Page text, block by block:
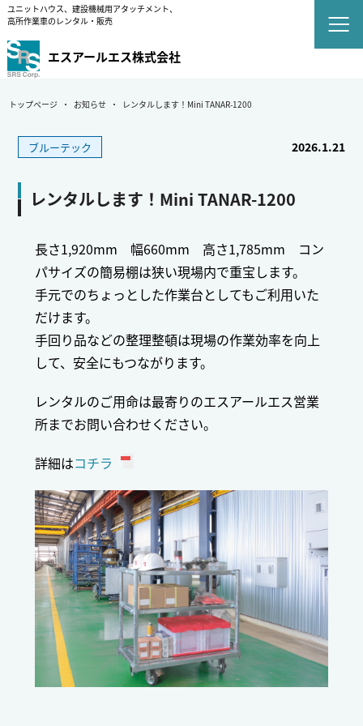
ユニットハウス、建設機械用アタッチメント、
高所作業車のレンタル・販売
エスアールエス株式会社
トップページ お知らせ レンタルします！Mini TANAR-1200
ブルーテック 2026.1.21
レンタルします！Mini TANAR-1200
長さ1,920mm 幅660mm 高さ1,785mm コン
パサイズの簡易棚は狭い現場内で重宝します。
手元でのちょっとした作業台としてもご利用いた
だけます。
手回り品などの整理整頓は現場の作業効率を向上
して、安全にもつながります。
レンタルのご用命は最寄りのエスアールエス営業
所までお問い合わせください。
詳細はコチラ